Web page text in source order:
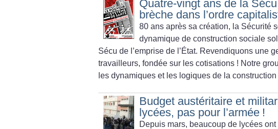
Quatre-vingt ans de la
brèche dans l’ordre
80 ans après sa création, la Sécurité
dynamique de construction sociale
Sécu de l’emprise de l’État. Revendiquons une
travailleurs, fondée sur les cotisations ! Notre
les dynamiques et les logiques de la
Budget austéritaire et
lycées, pas pour l’armée !
Depuis mars, beaucoup de lycées